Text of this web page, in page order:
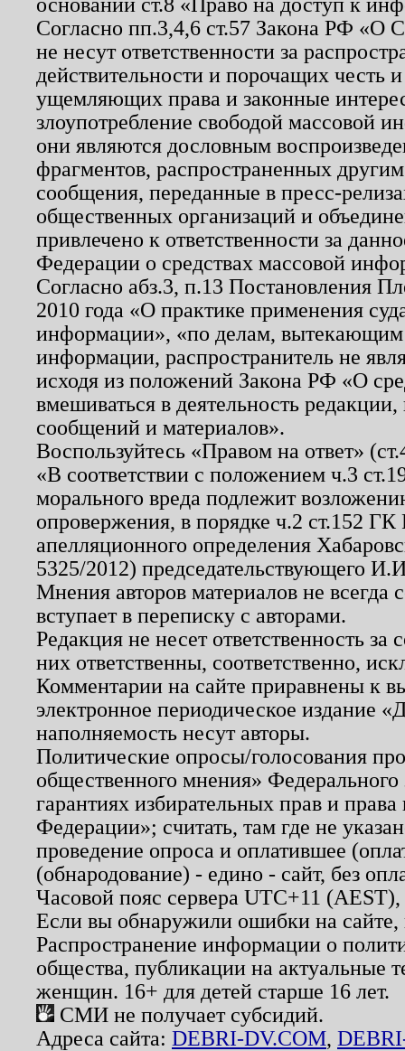
Согласно пп.3,4,6 ст.57 Закона РФ «О
не несут ответственности за
действительности и порочащих честь
ущемляющих права и законные
злоупотребление свободой массовой
они являются дословным
фрагментов, распространенных
сообщения, переданные в пресс-
общественных организаций и
привлечено к ответственности за
Федерации о средствах массовой
Согласно абз.3, п.13 Постановления
2010 года «О практике применения
информации», «по делам, вытекающим
информации, распространитель не
исходя из положений Закона РФ «О
вмешиваться в деятельность
сообщений и материалов».
Воспользуйтесь «Правом на ответ»
«В соответствии с положением ч.3
морального вреда подлежит
опровержения, в порядке ч.2 ст.152
апелляционного определения
5325/2012) председательствующего
Мнения авторов материалов не
вступает в переписку с авторами.
Редакция не несет ответственность
них ответственны, соответственно,
Комментарии на сайте приравнены к
электронное периодическое издание
наполняемость несут авторы.
Политические опросы/голосования
общественного мнения»
гарантиях избирательных прав и
Федерации»; считать, там где не
проведение опроса и оплатившее
(обнародование) - едино - сайт, без
Часовой пояс сервера UTC+11
Если вы обнаружили ошибки на
Распространение информации о
общества, публикации на актуальные
женщин. 16+ для детей старше 16 лет.
СМИ не получает субсидий.
Адреса сайта: DEBRI-DV.COM,